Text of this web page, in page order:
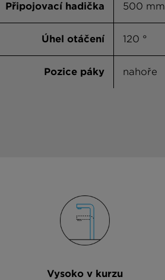
Připojovací hadička 500 mm
Úhel otáčení 120 °
Pozice páky nahoře
Vysoko v kurzu